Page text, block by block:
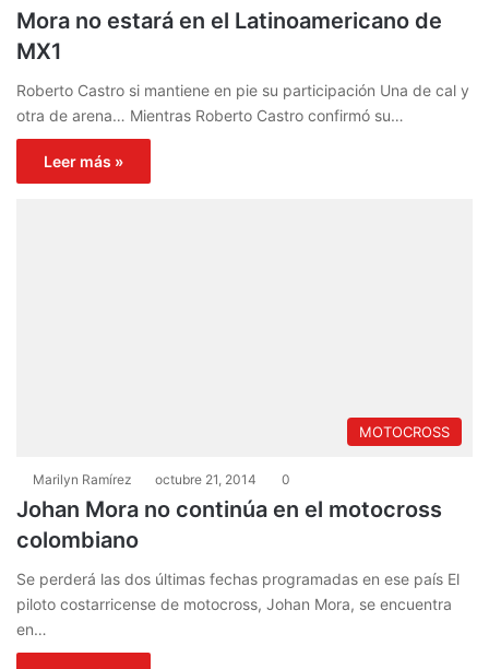
Mora no estará en el Latinoamericano de
MX1
Roberto Castro si mantiene en pie su participación Una de cal y
otra de arena… Mientras Roberto Castro confirmó su…
Leer más »
MOTOCROSS
Marilyn Ramírez octubre 21, 2014 0
Johan Mora no continúa en el motocross
colombiano
Se perderá las dos últimas fechas programadas en ese país El
piloto costarricense de motocross, Johan Mora, se encuentra
en…